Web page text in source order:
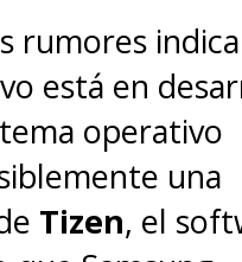
frecuentes
el
El juicio está
para comenzar
año en
rumores
está en
operativo
una
Tizen, el